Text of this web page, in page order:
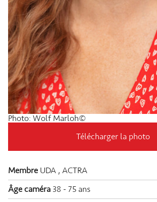
Photo: Wolf Marloh©
Télécharger la photo
Membre UDA , ACTRA
Âge caméra 38 - 75 ans